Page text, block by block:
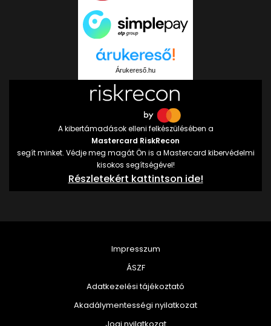
Árukereső.hu
A kibertámadások elleni felkészülésében a
Mastercard RiskRecon
segít minket. Védje meg magát Ön is a Mastercard kibervédelmi
kisokos segítségével!
Részletekért kattintson ide!
Impresszum
ÁSZF
Adatkezelési tájékoztató
Akadálymentességi nyilatkozat